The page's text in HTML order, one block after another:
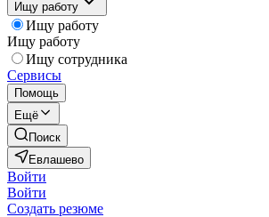
Ищу работу
Ищу работу
Ищу работу
Ищу сотрудника
Сервисы
Помощь
Ещё
Поиск
Евлашево
Войти
Войти
Создать резюме